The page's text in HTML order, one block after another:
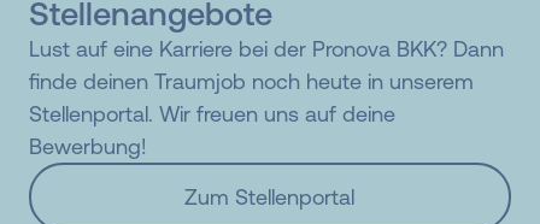
Stellenangebote
Lust auf eine Karriere bei der Pronova BKK? Dann
finde deinen Traumjob noch heute in unserem
Stellenportal. Wir freuen uns auf deine
Bewerbung!
Zum Stellenportal